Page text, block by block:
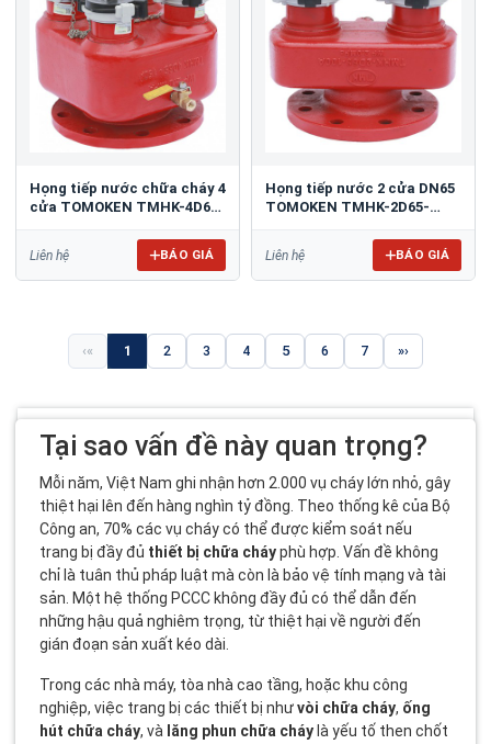
Họng tiếp nước chữa cháy 4
cửa TOMOKEN TMHK-4D65-
Liên hệ BÁO GIÁ
Họng tiếp nước 2 cửa DN65
TOMOKEN TMHK-2D65-
Liên hệ BÁO GIÁ
« 1 2 3 4 5 6 7 »
Tại sao vấn đề này quan trọng?
Mỗi năm, Việt Nam ghi nhận hơn 2.000 vụ cháy lớn nhỏ, gây
thiệt hại lên đến hàng nghìn tỷ đồng. Theo thống kê của Bộ
Công an, 70% các vụ cháy có thể được kiểm soát nếu
trang bị đầy đủ thiết bị chữa cháyphù hợp. Vấn đề không
chỉ là tuân thủ pháp luật mà còn là bảo vệ tính mạng và tài
sản. Một hệ thống PCCC không đầy đủ có thể dẫn đến
những hậu quả nghiêm trọng, từ thiệt hại về người đến
gián đoạn sản xuất kéo dài.
Trong các nhà máy, tòa nhà cao tầng, hoặc khu công
nghiệp, việc trang bị các thiết bị nhưvòi chữa cháy, ống
hút chữa cháy, và lăng phun chữa cháy là yếu tố then chốt